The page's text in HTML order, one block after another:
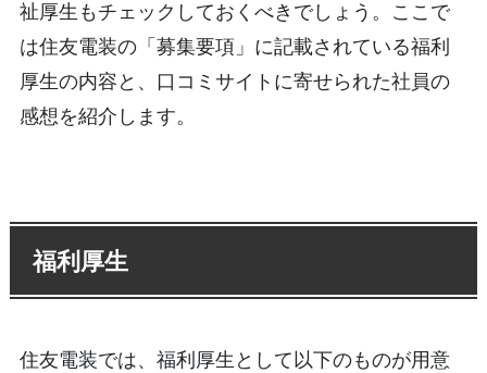
祉厚生もチェックしておくべきでしょう。ここで
は住友電装の「募集要項」に記載されている福利
厚生の内容と、口コミサイトに寄せられた社員の
感想を紹介します。
福利厚生
住友電装では、福利厚生として以下のものが用意